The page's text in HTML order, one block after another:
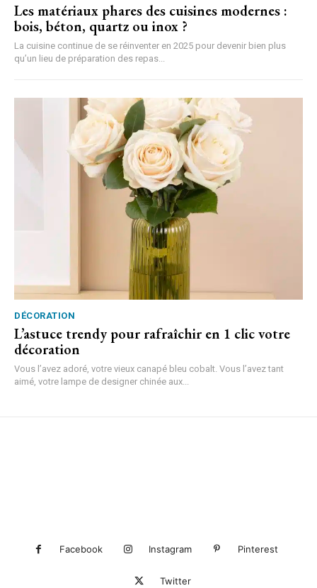
Les matériaux phares des cuisines modernes :
bois, béton, quartz ou inox ?
La cuisine continue de se réinventer en 2025 pour devenir bien plus
qu’un lieu de préparation des repas...
DÉCORATION
L’astuce trendy pour rafraîchir en 1 clic votre
décoration
Vous l’avez adoré, votre vieux canapé bleu cobalt. Vous l’avez tant
aimé, votre lampe de designer chinée aux...
Facebook Instagram Pinterest
Twitter